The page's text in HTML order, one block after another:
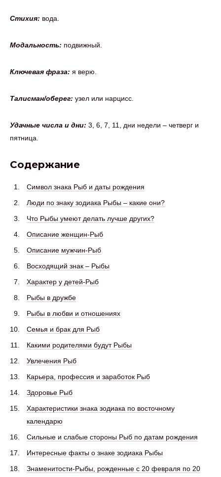
Стихия: вода.
Модальность: подвижный.
Ключевая фраза: я верю.
Талисман/оберег: узел или нарцисс.
Удачные числа и дни: 3, 6, 7, 11, дни недели – четверг и
пятница.
Содержание
Символ знака Рыб и даты рождения
Люди по знаку зодиака Рыбы – какие они?
Что Рыбы умеют делать лучше других?
Описание женщин-Рыб
Описание мужчин-Рыб
Восходящий знак – Рыбы
Характер у детей-Рыб
Рыбы в дружбе
Рыбы в любви и отношениях
Семья и брак для Рыб
Какими родителями будут Рыбы
Увлечения Рыб
Карьера, профессия и заработок Рыб
Здоровье Рыб
Характеристики знака зодиака по восточному
календарю
Сильные и слабые стороны Рыб по датам рождения
Интересные факты о знаке зодиака Рыбы
Знаменитости-Рыбы, рожденные с 20 февраля по 20